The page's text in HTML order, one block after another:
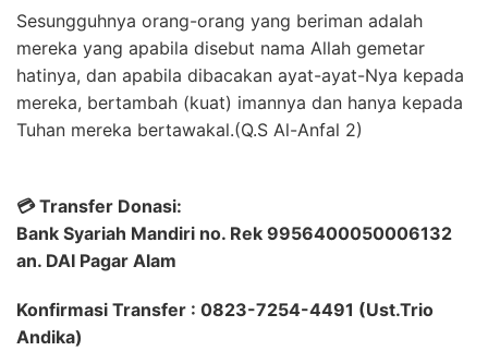
Sesungguhnya orang-orang yang beriman adalah
mereka yang apabila disebut nama Allah gemetar
hatinya, dan apabila dibacakan ayat-ayat-Nya kepada
mereka, bertambah (kuat) imannya dan hanya kepada
Tuhan mereka bertawakal.(Q.S Al-Anfal 2)
💳 Transfer Donasi:
Bank Syariah Mandiri no. Rek 9956400050006132
an. DAI Pagar Alam
Konfirmasi Transfer : 0823-7254-4491 (Ust.Trio
Andika)